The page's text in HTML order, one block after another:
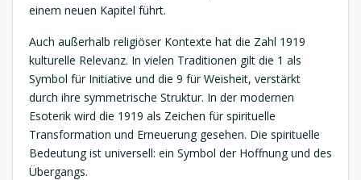
einem neuen Kapitel führt.
Auch außerhalb religiöser Kontexte hat die Zahl 1919
kulturelle Relevanz. In vielen Traditionen gilt die 1 als
Symbol für Initiative und die 9 für Weisheit, verstärkt
durch ihre symmetrische Struktur. In der modernen
Esoterik wird die 1919 als Zeichen für spirituelle
Transformation und Erneuerung gesehen. Die spirituelle
Bedeutung ist universell: ein Symbol der Hoffnung und des
Übergangs.